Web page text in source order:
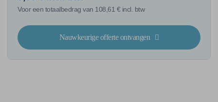
Voor een totaalbedrag van 108,61 € incl. btw
Nauwkeurige offerte ontvangen